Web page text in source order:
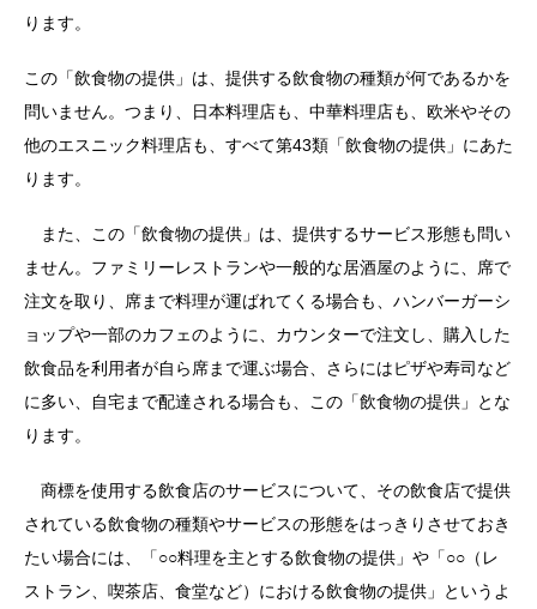
ります。
この「飲食物の提供」は、提供する飲食物の種類が何であるかを
問いません。つまり、日本料理店も、中華料理店も、欧米やその
他のエスニック料理店も、すべて第43類「飲食物の提供」にあた
ります。
また、この「飲食物の提供」は、提供するサービス形態も問い
ません。ファミリーレストランや一般的な居酒屋のように、席で
注文を取り、席まで料理が運ばれてくる場合も、ハンバーガーシ
ョップや一部のカフェのように、カウンターで注文し、購入した
飲食品を利用者が自ら席まで運ぶ場合、さらにはピザや寿司など
に多い、自宅まで配達される場合も、この「飲食物の提供」とな
ります。
商標を使用する飲食店のサービスについて、その飲食店で提供
されている飲食物の種類やサービスの形態をはっきりさせておき
たい場合には、「○○料理を主とする飲食物の提供」や「○○（レ
ストラン、喫茶店、食堂など）における飲食物の提供」というよ